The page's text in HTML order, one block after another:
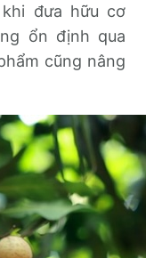
đưa hữu cơ
ổn định qua
cũng nâng